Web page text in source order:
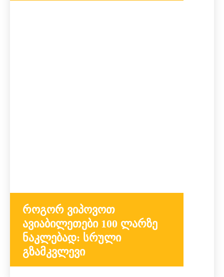
როგორ ვიპოვოთ
ავიაბილეთები 100 ლარზე
ნაკლებად: სრული
გზამკვლევი